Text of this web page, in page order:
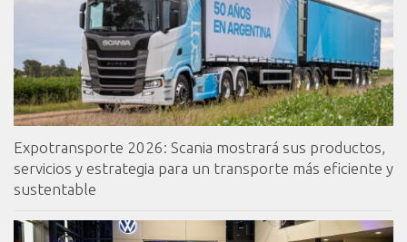
Expotransporte 2026: Scania mostrará sus productos,
servicios y estrategia para un transporte más eficiente y
sustentable